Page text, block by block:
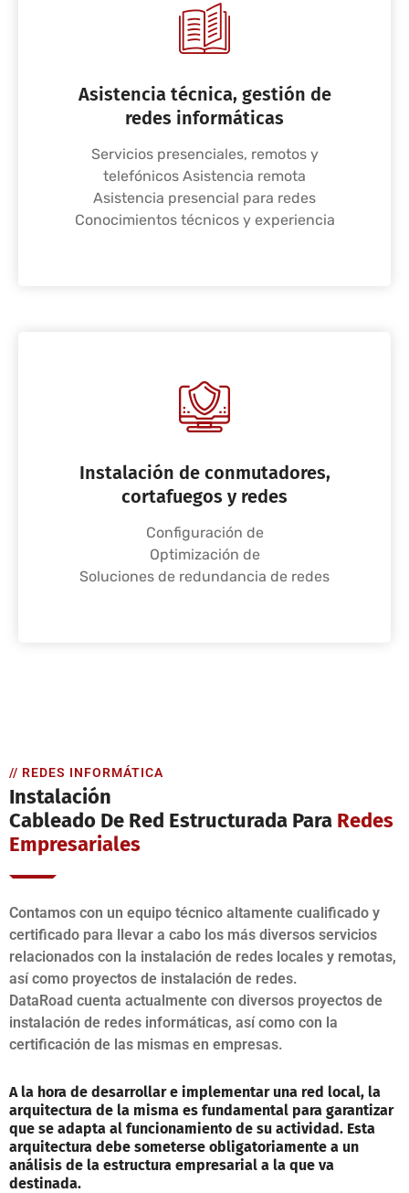
Asistencia técnica, gestión de
redes informáticas
Servicios presenciales, remotos y
telefónicos Asistencia remota
Asistencia presencial para redes
Conocimientos técnicos y experiencia
Instalación de conmutadores,
cortafuegos y redes
Configuración de
Optimización de
Soluciones de redundancia de redes
// REDES INFORMÁTICA
Instalación
Cableado De Red Estructurada Para Redes
Empresariales
Contamos con un equipo técnico altamente cualificado y
certificado para llevar a cabo los más diversos servicios
relacionados con la instalación de redes locales y remotas,
así como proyectos de instalación de redes.
DataRoad cuenta actualmente con diversos proyectos de
instalación de redes informáticas, así como con la
certificación de las mismas en empresas.
A la hora de desarrollar e implementar una red local, la
arquitectura de la misma es fundamental para garantizar
que se adapta al funcionamiento de su actividad. Esta
arquitectura debe someterse obligatoriamente a un
análisis de la estructura empresarial a la que va
destinada.